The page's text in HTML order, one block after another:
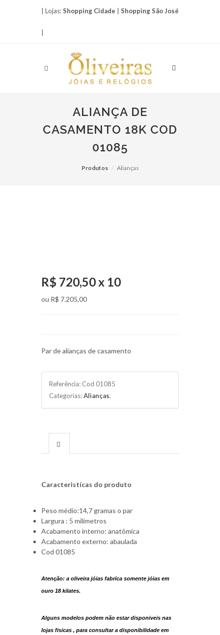
| Lojas:Shopping Cidade Shopping São José
ALIANÇA DE
CASAMENTO 18K COD
01085
Produtos Alianças
R$ 720,50 x 10
ou R$ 7.205,00
Par de alianças de casamento
Referência: Cod 01085
Categorias:Alianças.
Caracteristícas do produto
Peso médio:14,7 gramas o par
Largura : 5 milímetros
Acabamento interno: anatômica
Acabamento externo: abaulada
Cod 01085
Atenção: a oliveira jóias fabríca somente jóias em
ouro 18 kilates.
Alguns modelos podem não estar disponiveis nas
lojas fisicas , para consultar a disponibilidade em